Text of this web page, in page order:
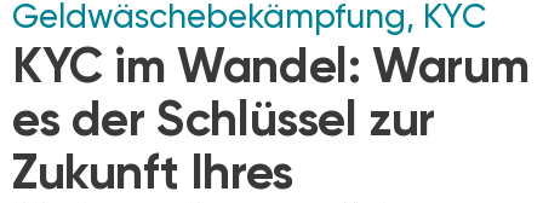
Geldwäschebekämpfung, KYC
KYC im Wandel: Warum
es der Schlüssel zur
Zukunft Ihres